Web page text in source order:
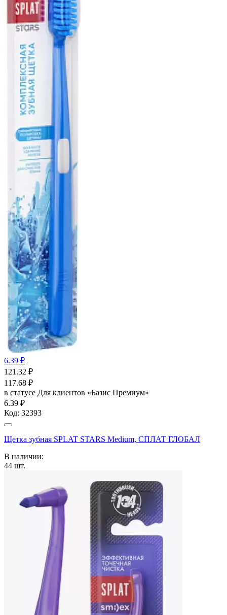
6.39 ₽
121.32 ₽
117.68 ₽
в статусе Для клиентов «Базис Премиум»
6.39 ₽
Код: 32393
Щетка зубная SPLAT STARS Medium, СПЛАТ ГЛОБАЛ
В наличии:
44 шт.